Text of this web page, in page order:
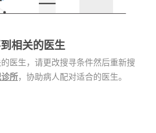
相关的医生
医生，请更改搜寻条件然后重新搜
所，协助病人配对适合的医生。